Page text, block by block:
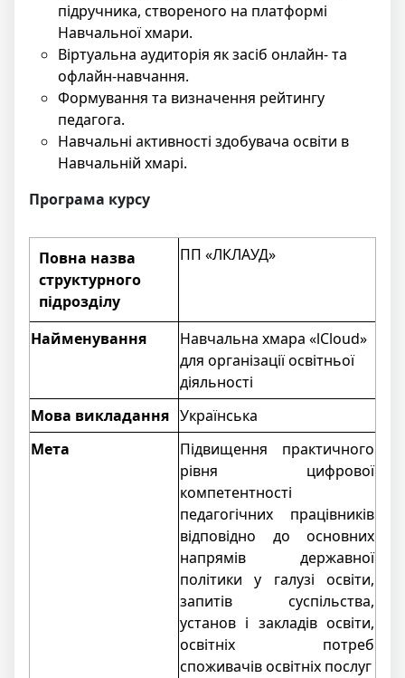
підручника, створеного на платформі
Навчальної хмари.
Віртуальна аудиторія як засіб онлайн- та
офлайн-навчання.
Формування та визначення рейтингу
педагога.
Навчальні активності здобувача освіти в
Навчальній хмарі.
Програма курсу
Повна назва
структурного
підрозділу
ПП «ЛКЛАУД»
Найменування Навчальна хмара «lCloud»
для організації освітньої
діяльності
Мова викладання Українська
Мета
Підвищення практичного
рівня цифрової
компетентності
педагогічних працівників
відповідно до основних
напрямів державної
політики у галузі освіти,
запитів суспільства,
установ і закладів освіти,
освітніх потреб
споживачів освітніх послуг